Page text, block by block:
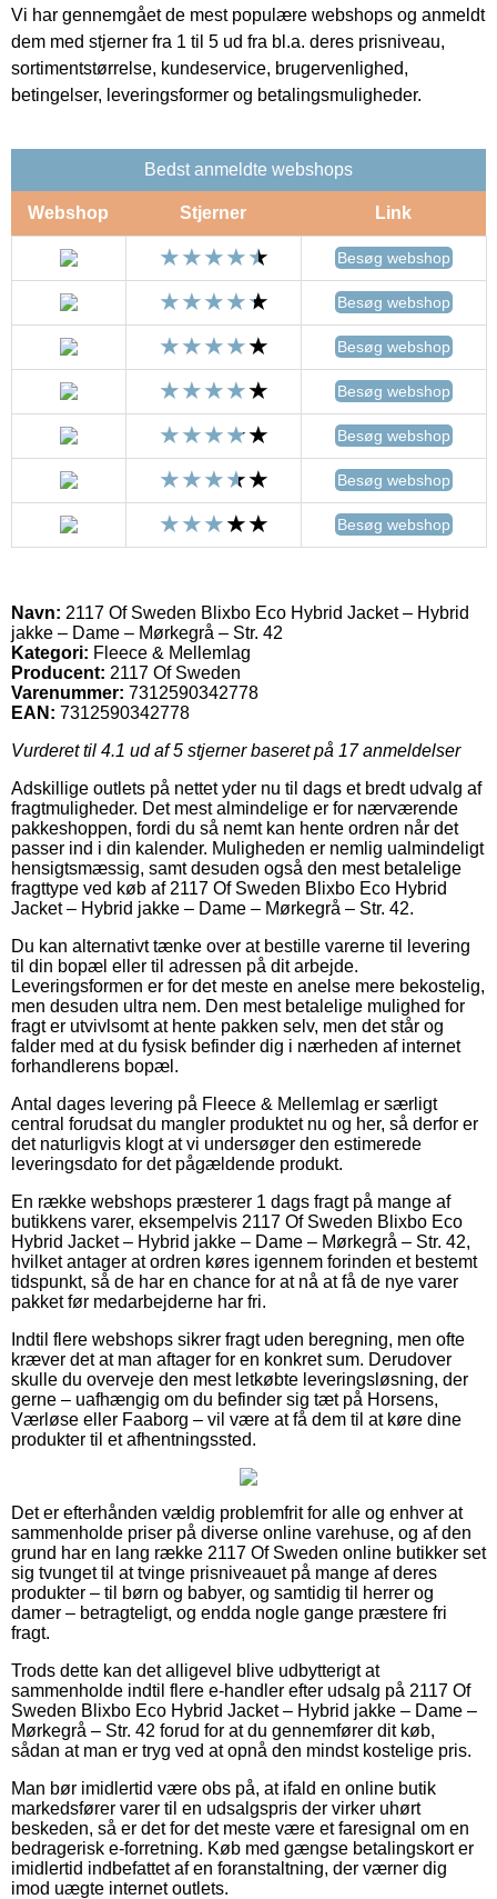
Vi har gennemgået de mest populære webshops og anmeldt
dem med stjerner fra 1 til 5 ud fra bl.a. deres prisniveau,
sortimentstørrelse, kundeservice, brugervenlighed,
betingelser, leveringsformer og betalingsmuligheder.
Bedst anmeldte webshops
Webshop Stjerner Link
Besøg webshop
Besøg webshop
Besøg webshop
Besøg webshop
Besøg webshop
Besøg webshop
Besøg webshop
Navn: 2117 Of Sweden Blixbo Eco Hybrid Jacket – Hybrid
jakke – Dame – Mørkegrå – Str. 42
Kategori: Fleece & Mellemlag
Producent: 2117 Of Sweden
Varenummer: 7312590342778
EAN: 7312590342778
Vurderet til 4.1 ud af 5 stjerner baseret på 17anmeldelser
Adskillige outlets på nettet yder nu til dags et bredt udvalg af
fragtmuligheder. Det mest almindelige er for nærværende
pakkeshoppen, fordi du så nemt kan hente ordren når det
passer ind i din kalender. Muligheden er nemlig ualmindeligt
hensigtsmæssig, samt desuden også den mest betalelige
fragttype ved køb af 2117 Of Sweden Blixbo Eco Hybrid
Jacket – Hybrid jakke – Dame – Mørkegrå – Str. 42.
Du kan alternativt tænke over at bestille varerne til levering
til din bopæl eller til adressen på dit arbejde.
Leveringsformen er for det meste en anelse mere bekostelig,
men desuden ultra nem. Den mest betalelige mulighed for
fragt er utvivlsomt at hente pakken selv, men det står og
falder med at du fysisk befinder dig i nærheden af internet
forhandlerens bopæl.
Antal dages levering på Fleece & Mellemlag er særligt
central forudsat du mangler produktet nu og her, så derfor er
det naturligvis klogt at vi undersøger den estimerede
leveringsdato for det pågældende produkt.
En række webshops præsterer 1 dags fragt på mange af
butikkens varer, eksempelvis 2117 Of Sweden Blixbo Eco
Hybrid Jacket – Hybrid jakke – Dame – Mørkegrå – Str. 42,
hvilket antager at ordren køres igennem forinden et bestemt
tidspunkt, så de har en chance for at nå at få de nye varer
pakket før medarbejderne har fri.
Indtil flere webshops sikrer fragt uden beregning, men ofte
kræver det at man aftager for en konkret sum. Derudover
skulle du overveje den mest letkøbte leveringsløsning, der
gerne – uafhængig om du befinder sig tæt på Horsens,
Værløse eller Faaborg – vil være at få dem til at køre dine
produkter til et afhentningssted.
Det er efterhånden vældig problemfrit for alle og enhver at
sammenholde priser på diverse online varehuse, og af den
grund har en lang række 2117 Of Sweden online butikker set
sig tvunget til at tvinge prisniveauet på mange af deres
produkter – til børn og babyer, og samtidig til herrer og
damer – betragteligt, og endda nogle gange præstere fri
fragt.
Trods dette kan det alligevel blive udbytterigt at
sammenholde indtil flere e-handler efter udsalg på 2117 Of
Sweden Blixbo Eco Hybrid Jacket – Hybrid jakke – Dame –
Mørkegrå – Str. 42 forud for at du gennemfører dit køb,
sådan at man er tryg ved at opnå den mindst kostelige pris.
Man bør imidlertid være obs på, at ifald en online butik
markedsfører varer til en udsalgspris der virker uhørt
beskeden, så er det for det meste være et faresignal om en
bedragerisk e-forretning. Køb med gængse betalingskort er
imidlertid indbefattet af en foranstaltning, der værner dig
imod uægte internet outlets.